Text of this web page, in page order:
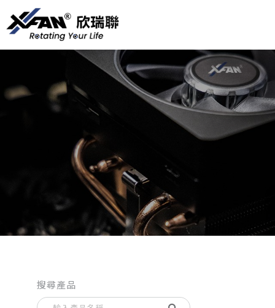
搜尋產品